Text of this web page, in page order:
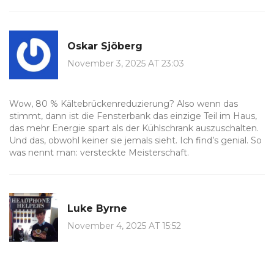
Oskar Sjöberg
November 3, 2025 AT 23:03
Wow, 80 % Kältebrückenreduzierung? Also wenn das
stimmt, dann ist die Fensterbank das einzige Teil im Haus,
das mehr Energie spart als der Kühlschrank auszuschalten.
Und das, obwohl keiner sie jemals sieht. Ich find’s genial. So
was nennt man: versteckte Meisterschaft.
Luke Byrne
November 4, 2025 AT 15:52